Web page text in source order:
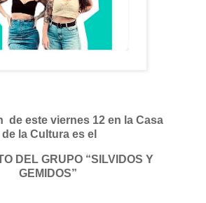
de este viernes 12 en la Casa
de la Cultura es el
DEL GRUPO “SILVIDOS Y
GEMIDOS”